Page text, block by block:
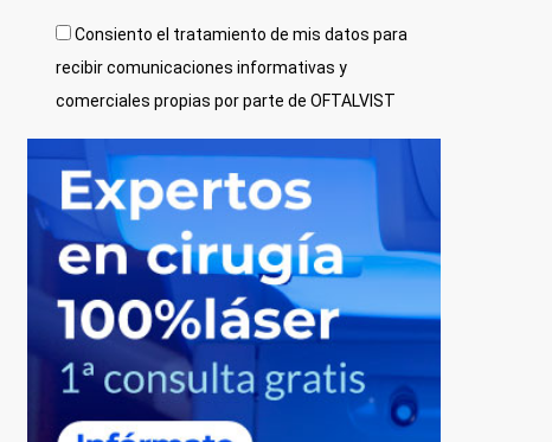
Consiento el tratamiento de mis datos para
recibir comunicaciones informativas y
comerciales propias por parte de OFTALVIST